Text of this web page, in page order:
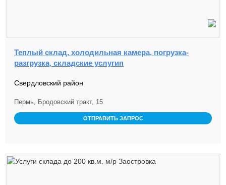
Теплый склад, холодильная камера, погрузка-
разгрузка, складские услугип
Свердловский район
Пермь, Бродовский тракт, 15
ОТПРАВИТЬ ЗАПРОС